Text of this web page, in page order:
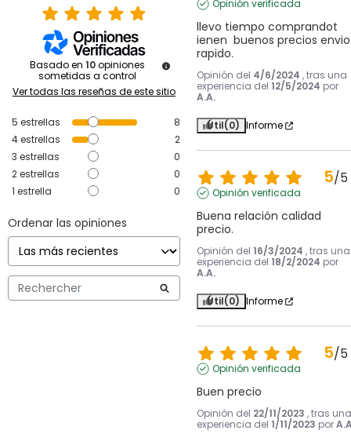
Basado en 10 opiniones
sometidas a control
Ver todas las reseñas de este sitio
5 estrellas
8
4estrellas
2
3 estrellas
0
2estrellas
0
1 estrella 0
Ordenar las opiniones
Opinión verificada
llevo tiempo comprandot
ienen  buenos precios envio
rapido.
Opinión del 4/6/2024 , tras una
experiencia del 12/5/2024 por
A.A.
Útil(0) Informe
5/5
Opinión verificada
Buena relación calidad
precio.
Opinión del 16/3/2024 , tras una
experiencia del 18/2/2024 por
A.A.
Útil(0) Informe
5/5
Opinión verificada
Buen precio
Opinión del 22/11/2023 , tras una
experiencia del 1/11/2023 por